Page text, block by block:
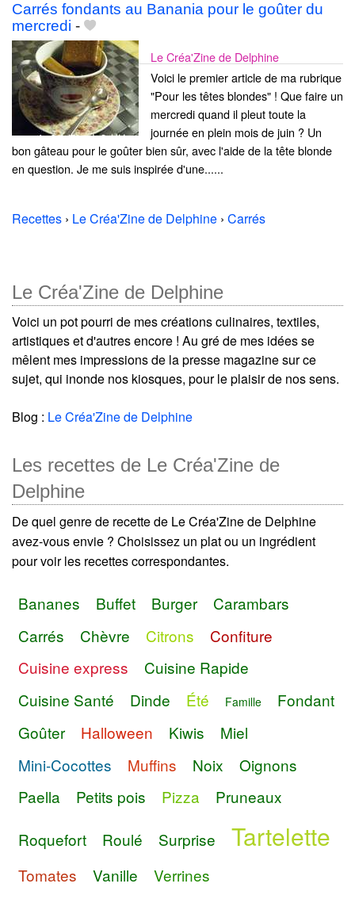
Carrés fondants au Banania pour le goûter du
mercredi -
Le Créa'Zine de Delphine
Voici le premier article de ma rubrique
"Pour les têtes blondes" ! Que faire un
mercredi quand il pleut toute la
journée en plein mois de juin ? Un
bon gâteau pour le goûter bien sûr, avec l'aide de la tête blonde
en question. Je me suis inspirée d'une......
Recettes › Le Créa'Zine de Delphine › Carrés
Le Créa'Zine de Delphine
Voici un pot pourri de mes créations culinaires, textiles,
artistiques et d'autres encore ! Au gré de mes idées se
mêlent mes impressions de la presse magazine sur ce
sujet, qui inonde nos kiosques, pour le plaisir de nos sens.
Blog : Le Créa'Zine de Delphine
Les recettes de Le Créa'Zine de
Delphine
De quel genre de recette de Le Créa'Zine de Delphine
avez-vous envie ? Choisissez un plat ou un ingrédient
pour voir les recettes correspondantes.
Bananes Buffet Burger
Carambars
Carrés
Chèvre Citrons
Confiture
Cuisine express
Cuisine Rapide
Cuisine Santé
Dinde Été Famille
Fondant
Goûter
Halloween Kiwis
Miel
Mini-Cocottes
Muffins Noix
Oignons
Paella
Petits pois Pizza
Pruneaux
Roquefort
Roulé Surprise Tartelette
Tomates Vanille Verrines